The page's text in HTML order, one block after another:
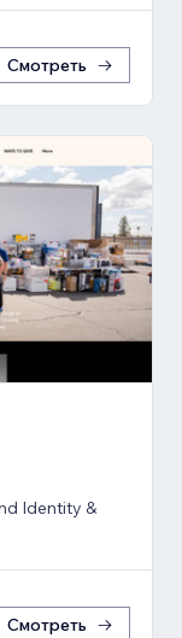
Смотреть
Identity &
Смотреть